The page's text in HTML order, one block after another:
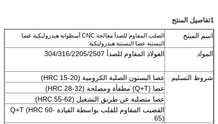
1تفاصيل المنتج
اسم المنتج
الصلب المقاوم للصدأ معالجة CNC أسطوانة هيدروليكية عصا
البستنة عصا البستنة هيدروليكية
المواد الفولاذ المقاوم للصدأ 304/316/2205/2507
شروط التسليم
عصا البستون الصلبة الكرومية (HRC 15-20)
عصا (Q+T) مطفأة ومصلحة (HRC 28-32)
عصا متصلبة عن طريق التشغيل (HRC 55-62)
القضيب المقاوم للقلب بواسطة القيادة Q+T (HRC 60-
65)